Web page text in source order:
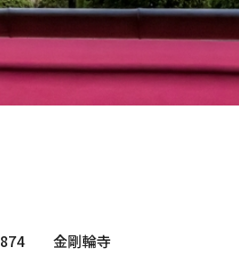
874 金剛輪寺